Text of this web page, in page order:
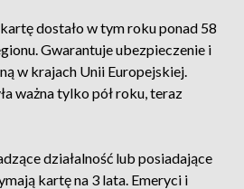
dostało w tym roku ponad 58
Gwarantuje ubezpieczenie i
w krajach Unii Europejskiej.
ważna tylko pół roku, teraz
działalność lub posiadające
kartę na 3 lata. Emeryci i